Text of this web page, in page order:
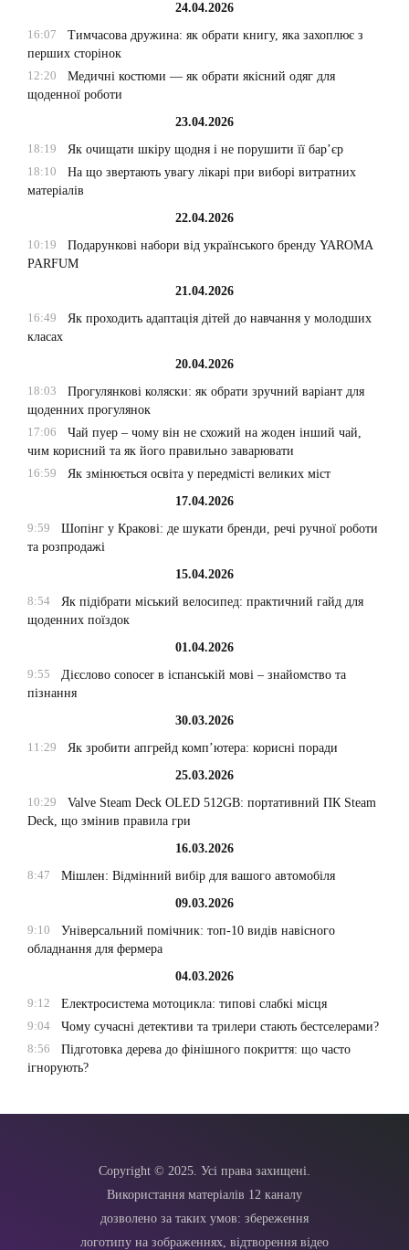
24.04.2026
16:07
Тимчасова дружина: як обрати книгу, яка захоплює з
перших сторінок
12:20
Медичні костюми — як обрати якісний одяг для
щоденної роботи
23.04.2026
18:19
Як очищати шкіру щодня і не порушити її бар’єр
18:10
На що звертають увагу лікарі при виборі витратних
матеріалів
22.04.2026
10:19
Подарункові набори від українського бренду YAROMA
PARFUM
21.04.2026
16:49
Як проходить адаптація дітей до навчання у молодших
класах
20.04.2026
18:03
Прогулянкові коляски: як обрати зручний варіант для
щоденних прогулянок
17:06
Чай пуер – чому він не схожий на жоден інший чай,
чим корисний та як його правильно заварювати
16:59
Як змінюється освіта у передмісті великих міст
17.04.2026
9:59
Шопінг у Кракові: де шукати бренди, речі ручної роботи
та розпродажі
15.04.2026
8:54
Як підібрати міський велосипед: практичний гайд для
щоденних поїздок
01.04.2026
9:55
Дієслово conocer в іспанській мові – знайомство та
пізнання
30.03.2026
11:29
Як зробити апгрейд комп’ютера: корисні поради
25.03.2026
10:29
Valve Steam Deck OLED 512GB: портативний ПК Steam
Deck, що змінив правила гри
16.03.2026
8:47
Мішлен: Відмінний вибір для вашого автомобіля
09.03.2026
9:10
Універсальний помічник: топ-10 видів навісного
обладнання для фермера
04.03.2026
9:12
Електросистема мотоцикла: типові слабкі місця
9:04
Чому сучасні детективи та трилери стають бестселерами?
8:56
Підготовка дерева до фінішного покриття: що часто
ігнорують?
Copyright © 2025. Усі права захищені.
Використання матеріалів 12 каналу
дозволено за таких умов: збереження
логотипу на зображеннях, відтворення відео